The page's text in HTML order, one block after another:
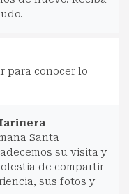
para conocer lo
Santa
su visita y
de compartir
sus fotos y